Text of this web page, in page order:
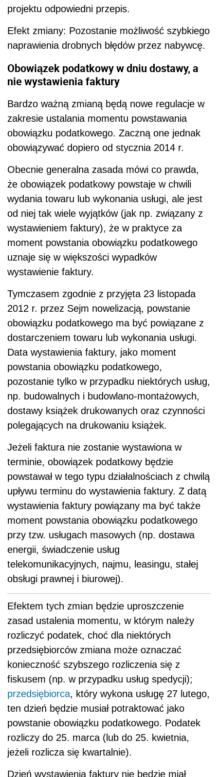
projektu odpowiedni przepis.
Efekt zmiany: Pozostanie możliwość szybkiego
naprawienia drobnych błędów przez nabywcę.
Obowiązek podatkowy w dniu dostawy, a
nie wystawienia faktury
Bardzo ważną zmianą będą nowe regulacje w
zakresie ustalania momentu powstawania
obowiązku podatkowego. Zaczną one jednak
obowiązywać dopiero od stycznia 2014 r.
Obecnie generalna zasada mówi co prawda,
że obowiązek podatkowy powstaje w chwili
wydania towaru lub wykonania usługi, ale jest
od niej tak wiele wyjątków (jak np. związany z
wystawieniem faktury), że w praktyce za
moment powstania obowiązku podatkowego
uznaje się w większości wypadków
wystawienie faktury.
Tymczasem zgodnie z przyjęta 23 listopada
2012 r. przez Sejm nowelizacją, powstanie
obowiązku podatkowego ma być powiązane z
dostarczeniem towaru lub wykonania usługi.
Data wystawienia faktury, jako moment
powstania obowiązku podatkowego,
pozostanie tylko w przypadku niektórych usług,
np. budowalnych i budowlano-montażowych,
dostawy książek drukowanych oraz czynności
polegających na drukowaniu książek.
Jeżeli faktura nie zostanie wystawiona w
terminie, obowiązek podatkowy będzie
powstawał w tego typu działalnościach z chwilą
upływu terminu do wystawienia faktury. Z datą
wystawienia faktury powiązany ma być także
moment powstania obowiązku podatkowego
przy tzw. usługach masowych (np. dostawa
energii, świadczenie usług
telekomunikacyjnych, najmu, leasingu, stałej
obsługi prawnej i biurowej).
Efektem tych zmian będzie uproszczenie
zasad ustalenia momentu, w którym należy
rozliczyć podatek, choć dla niektórych
przedsiębiorców zmiana może oznaczać
konieczność szybszego rozliczenia się z
fiskusem (np. w przypadku usług spedycji);
przedsiębiorca, który wykona usługę 27 lutego,
ten dzień będzie musiał potraktować jako
powstanie obowiązku podatkowego. Podatek
rozliczy do 25. marca (lub do 25. kwietnia,
jeżeli rozlicza się kwartalnie).
Dzień wystawienia faktury nie będzie miał